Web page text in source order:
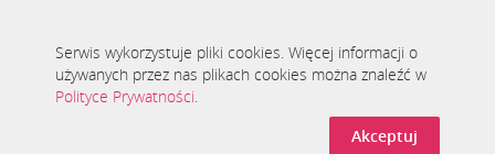
Serwis wykorzystuje pliki cookies. Więcej informacji o
używanych przez nas plikach cookies można znaleźć w
Polityce Prywatności.
Akceptuj